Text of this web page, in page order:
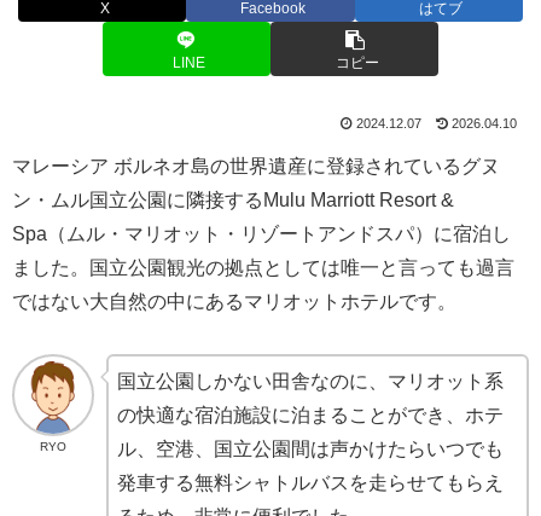
X Facebook はてブ
LINE コピー
2024.12.07 2026.04.10
マレーシア ボルネオ島の世界遺産に登録されているグヌ
ン・ムル国立公園に隣接するMulu Marriott Resort &
Spa（ムル・マリオット・リゾートアンドスパ）に宿泊し
ました。国立公園観光の拠点としては唯一と言っても過言
ではない大自然の中にあるマリオットホテルです。
RYO
国立公園しかない田舎なのに、マリオット系
の快適な宿泊施設に泊まることができ、ホテ
ル、空港、国立公園間は声かけたらいつでも
発車する無料シャトルバスを走らせてもらえ